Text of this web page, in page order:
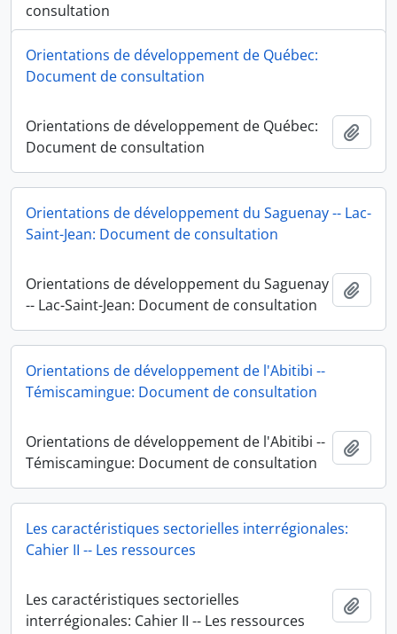
consultation
Orientations de développement de Québec:
Document de consultation
Orientations de développement de Québec:
Document de consultation
Orientations de développement du Saguenay -- Lac-
Saint-Jean: Document de consultation
Orientations de développement du Saguenay
-- Lac-Saint-Jean: Document de consultation
Orientations de développement de l'Abitibi --
Témiscamingue: Document de consultation
Orientations de développement de l'Abitibi --
Témiscamingue: Document de consultation
Les caractéristiques sectorielles interrégionales:
Cahier II -- Les ressources
Les caractéristiques sectorielles
interrégionales: Cahier II -- Les ressources